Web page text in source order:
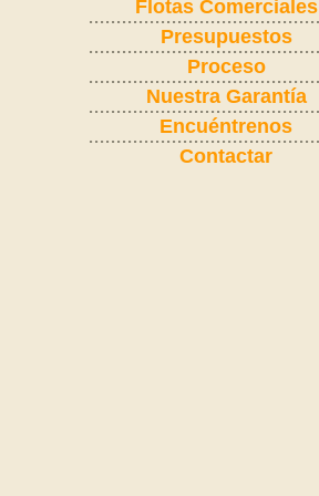
Flotas Comerciales
Presupuestos
Proceso
Nuestra Garantía
Encuéntrenos
Contactar